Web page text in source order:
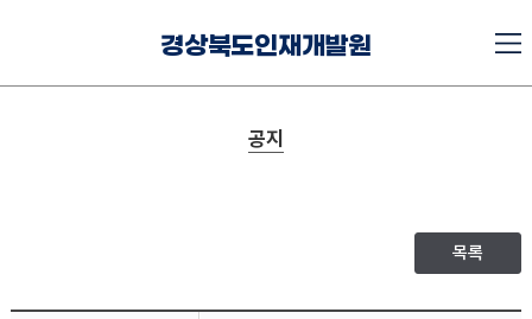
경상북도인재개발원
공지
목록